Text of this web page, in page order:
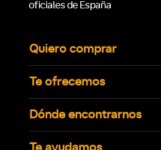
oficiales de España
Quiero comprar
Te ofrecemos
Dónde encontrarnos
Te ayudamos